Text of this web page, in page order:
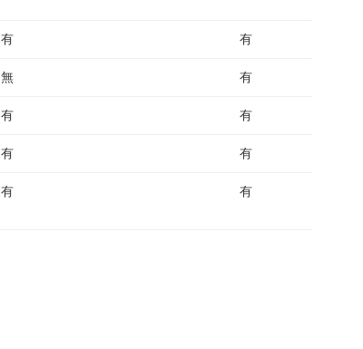
有
無
有
有
有
有
有
有
有
有